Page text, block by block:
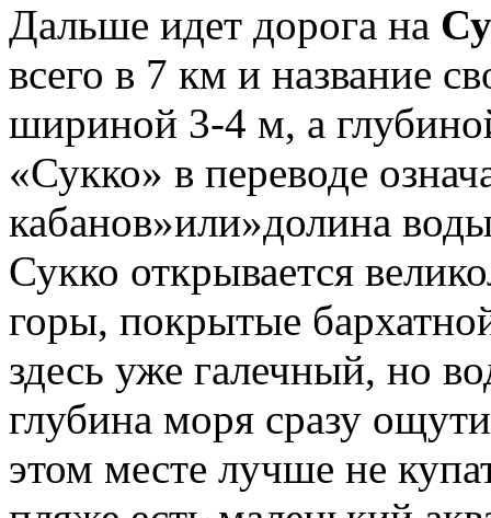
Дальше идет дорога на
всего в 7 км и название
шириной 3-4 м, а
«Сукко» в переводе
кабанов»или»долина
Сукко открывается
горы, покрытые
здесь уже галечный, но
глубина моря сразу
этом месте лучше не